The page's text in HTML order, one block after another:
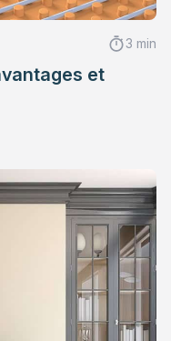
3 min
et